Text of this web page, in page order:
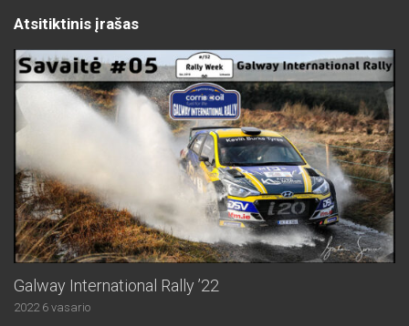
Atsitiktinis įrašas
Galway International Rally ’22
2022 6 vasario